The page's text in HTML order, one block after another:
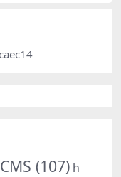
CMS (107) h